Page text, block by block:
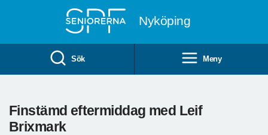
Nyköping
Sök Meny
Finstämd eftermiddag med Leif
Brixmark